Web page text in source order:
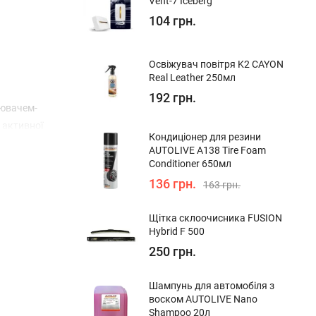
104 грн.
Освіжувач повітря K2 CAYON
Real Leather 250мл
192 грн.
Кондиціонер для резини
AUTOLIVE A138 Tire Foam
Conditioner 650мл
136 грн. 163 грн.
Щітка склоочисника FUSION
Hybrid F 500
250 грн.
Шампунь для автомобіля з
воском AUTOLIVE Nano
Shampoo 20л